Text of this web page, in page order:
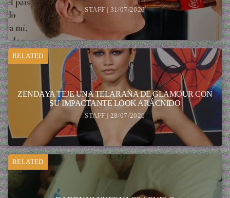
STAFF | 31/07/2026
RELATED
ZENDAYA TEJE UNA TELARAÑA DE GLAMOUR CON
SU IMPACTANTE LOOK ARÁCNIDO
STAFF | 28/07/2026
RELATED